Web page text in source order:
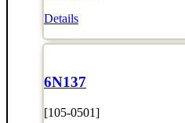
Details
6N137
[105-0501]